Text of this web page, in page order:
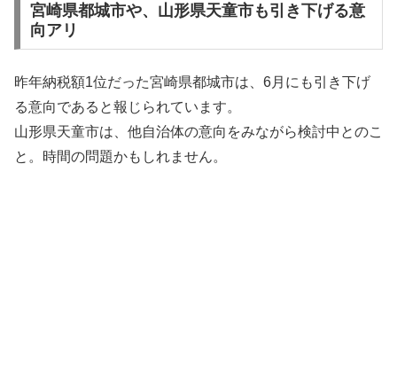
宮崎県都城市や、山形県天童市も引き下げる意
向アリ
昨年納税額1位だった宮崎県都城市は、6月にも引き下げ
る意向であると報じられています。
山形県天童市は、他自治体の意向をみながら検討中とのこ
と。時間の問題かもしれません。